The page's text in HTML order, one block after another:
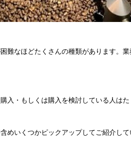
難なほどたくさんの種類があります。
・もしくは購入を検討している人はた
いくつかピックアップしてご紹介して